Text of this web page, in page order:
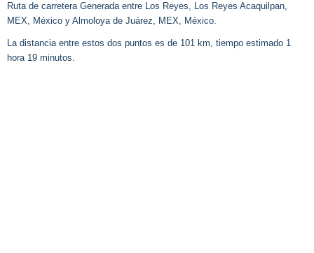
Ruta de carretera Generada entre Los Reyes, Los Reyes Acaquilpan,
MEX, México y Almoloya de Juárez, MEX, México.
La distancia entre estos dos puntos es de 101 km, tiempo estimado 1
hora 19 minutos.